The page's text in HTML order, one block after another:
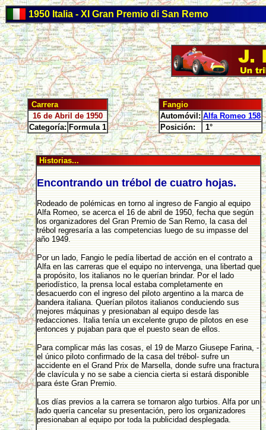
1950 Italia - XI Gran Premio di San Remo
Carrera
16 de Abril de 1950
Categoría: Formula 1
Fangio
Automóvil: Alfa Romeo 158
Posición:
1°
Historias...
Encontrando un trébol de cuatro hojas.
Rodeado de polémicas en torno al ingreso de Fangio al equipo
Alfa Romeo, se acerca el 16 de abril de 1950, fecha que según
los organizadores del Gran Premio de San Remo, la casa del
trébol regresaría a las competencias luego de su impasse del
año 1949.
Por un lado, Fangio le pedía libertad de acción en el contrato a
Alfa en las carreras que el equipo no intervenga, una libertad que
a propósito, los italianos no le querían brindar. Por el lado
periodístico, la prensa local estaba completamente en
desacuerdo con el ingreso del piloto argentino a la marca de
bandera italiana. Querían pilotos italianos conduciendo sus
mejores máquinas y presionaban al equipo desde las
redacciones. Italia tenía un excelente grupo de pilotos en ese
entonces y pujaban para que el puesto sean de ellos.
Para complicar más las cosas, el 19 de Marzo Giusepe Farina, -
el único piloto confirmado de la casa del trébol- sufre un
accidente en el Grand Prix de Marsella, donde sufre una fractura
de clavícula y no se sabe a ciencia cierta si estará disponible
para éste Gran Premio.
Los días previos a la carrera se tornaron algo turbios. Alfa por un
lado quería cancelar su presentación, pero los organizadores
presionaban al equipo por toda la publicidad desplegada.